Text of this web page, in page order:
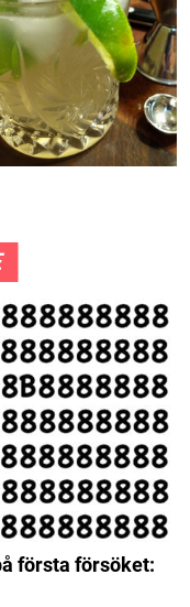
första försöket: